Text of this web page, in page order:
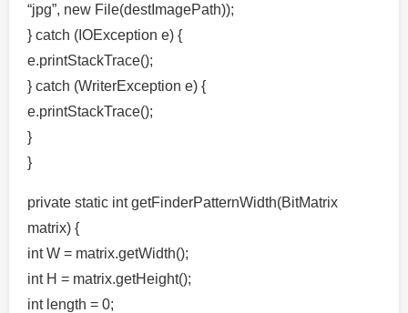
“jpg”, new File(destImagePath));
} catch (IOException e) {
e.printStackTrace();
} catch (WriterException e) {
e.printStackTrace();
}
}
private static int getFinderPatternWidth(BitMatrix
matrix) {
int W = matrix.getWidth();
int H = matrix.getHeight();
int length = 0;